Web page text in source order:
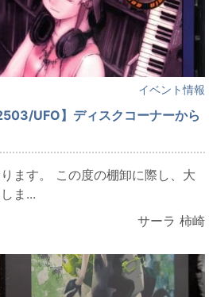
イベント情報
UFO】ディスクコーナーから
ます。 この度の棚卸に際し、大
ま...
サーラ 柿崎